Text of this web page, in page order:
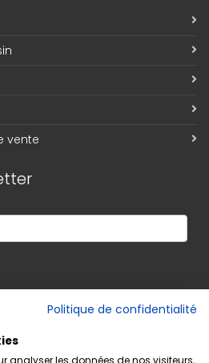
vente
Politique de confidentialité
analyser les données de nos visiteurs,